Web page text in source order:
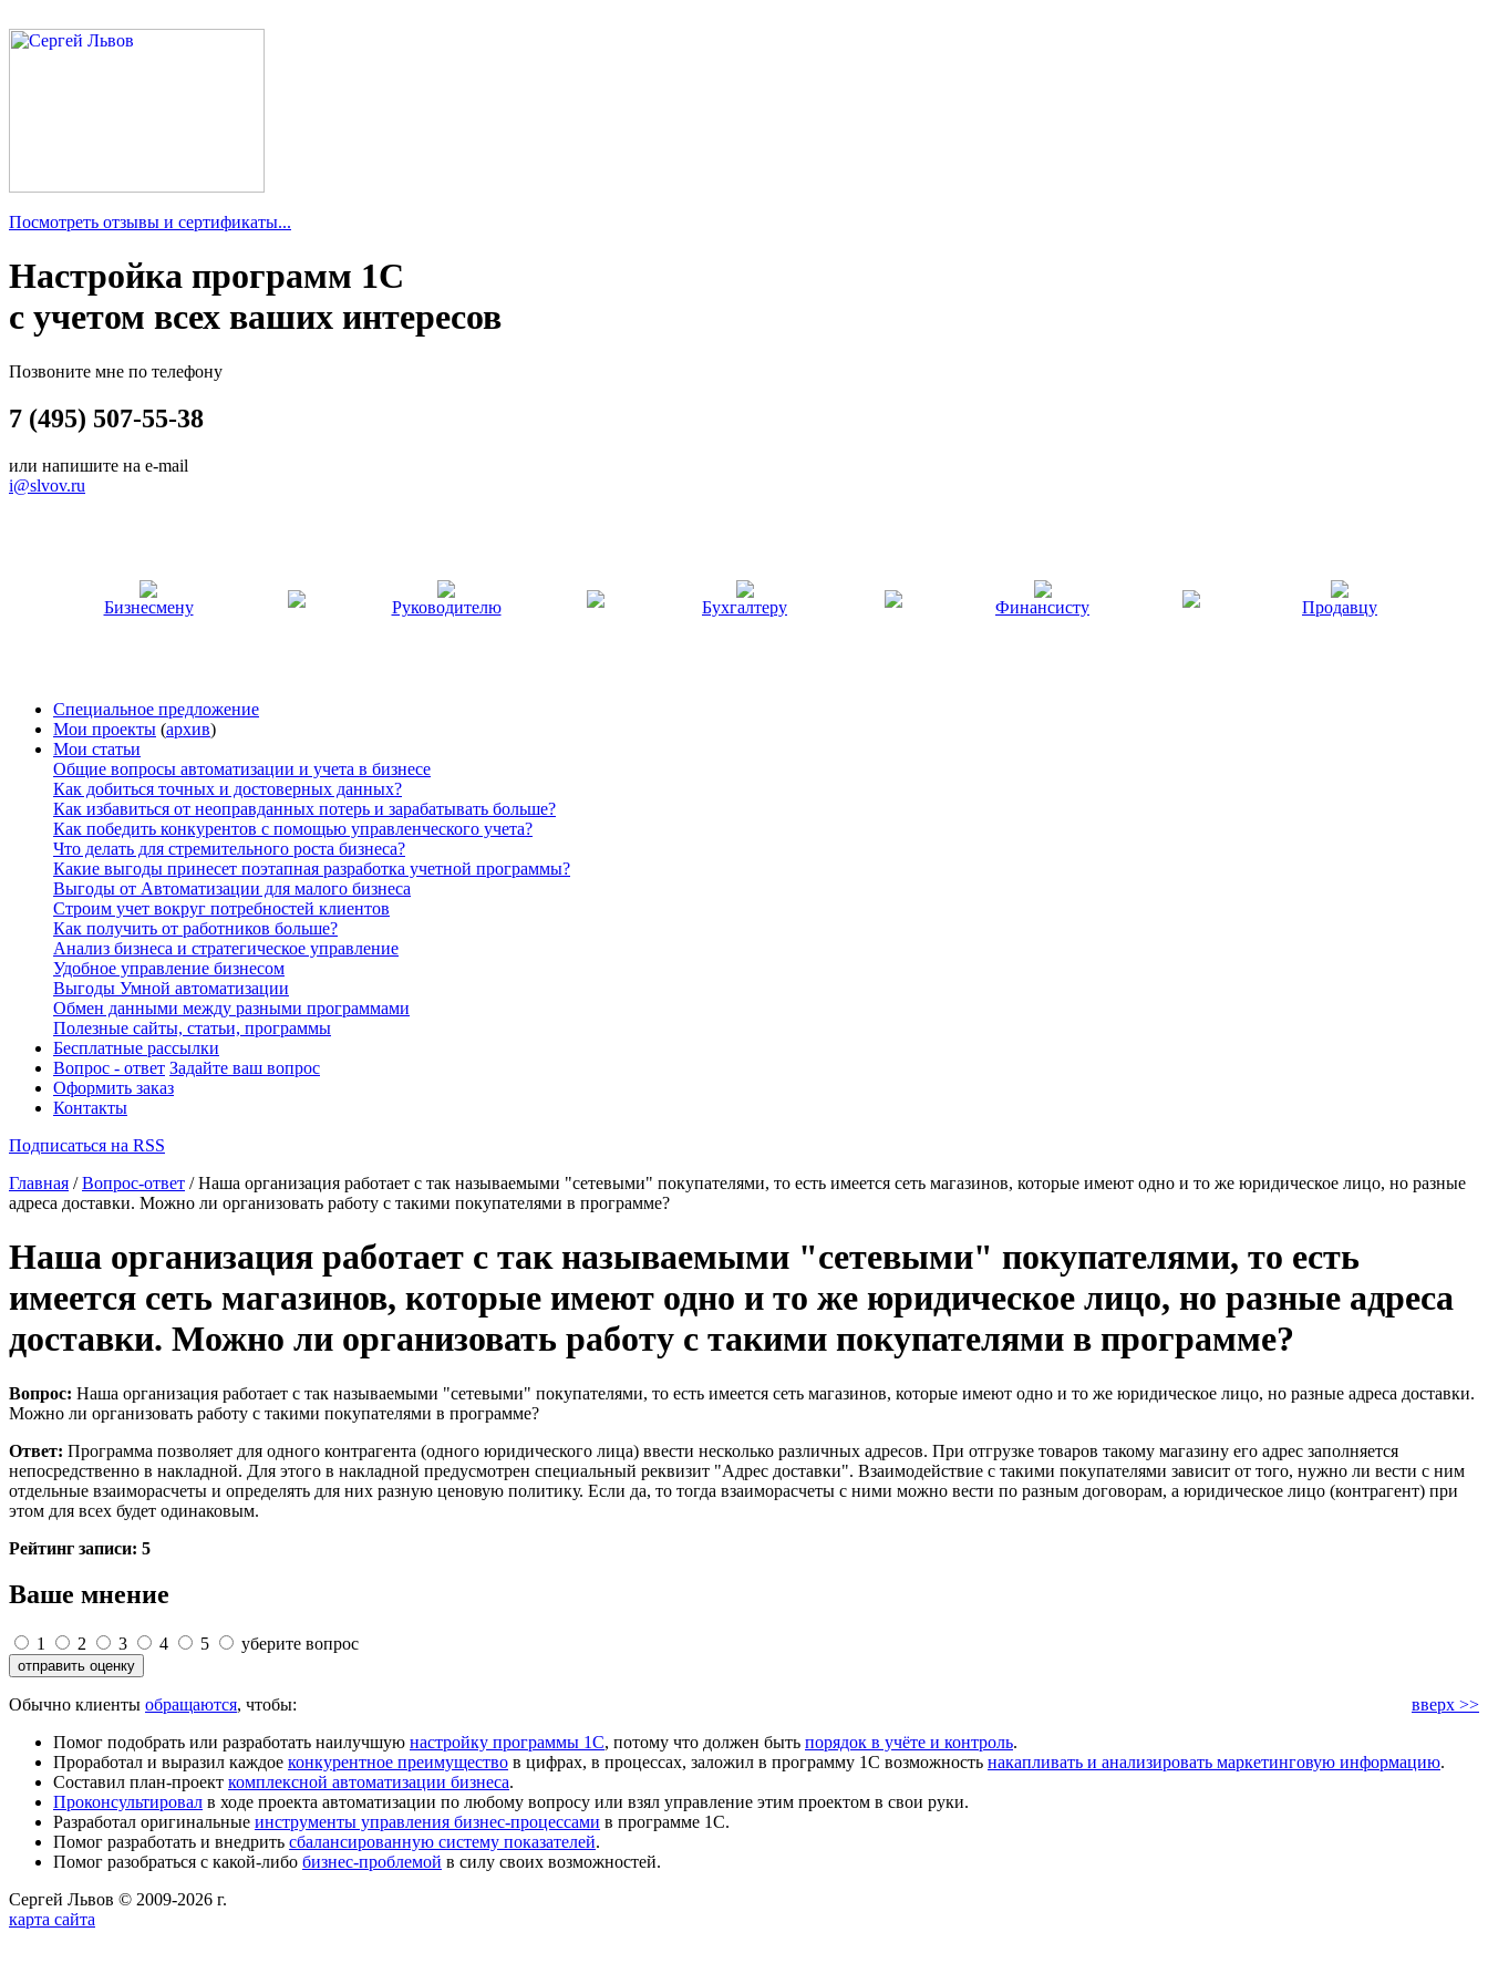
Посмотреть отзывы и сертификаты...
Настройка программ 1С
с учетом всех ваших интересов
Позвоните мне по телефону
7 (495) 507-55-38
или напишите на e-mail
i@slvov.ru
Бизнесмену Руководителю Бухгалтеру Финансисту Продавцу
Специальное предложение
Мои проекты (архив)
Мои статьи
Общие вопросы автоматизации и учета в бизнесе
Как добиться точных и достоверных данных?
Как избавиться от неоправданных потерь и зарабатывать больше?
Как победить конкурентов с помощью управленческого учета?
Что делать для стремительного роста бизнеса?
Какие выгоды принесет поэтапная разработка учетной программы?
Выгоды от Автоматизации для малого бизнеса
Строим учет вокруг потребностей клиентов
Как получить от работников больше?
Анализ бизнеса и стратегическое управление
Удобное управление бизнесом
Выгоды Умной автоматизации
Обмен данными между разными программами
Полезные сайты, статьи, программы
Бесплатные рассылки
Вопрос - ответ Задайте ваш вопрос
Оформить заказ
Контакты
Подписаться на RSS
Главная /Вопрос-ответ / Наша организация работает с так называемыми "сетевыми" покупателями, то есть имеется сеть магазинов, которые имеют одно и то же юридическое лицо, но разные
адреса доставки. Можно ли организовать работу с такими покупателями в программе?
Наша организация работает с так называемыми "сетевыми" покупателями, то есть
имеется сеть магазинов, которые имеют одно и то же юридическое лицо, но разные адреса
доставки. Можно ли организовать работу с такими покупателями в программе?
Вопрос: Наша организация работает с так называемыми "сетевыми" покупателями, то есть имеется сеть магазинов, которые имеют одно и то же юридическое лицо, но разные адреса доставки.
Можно ли организовать работу с такими покупателями в программе?
Ответ: Программа позволяет для одного контрагента (одного юридического лица) ввести несколько различных адресов. При отгрузке товаров такому магазину его адрес заполняется
непосредственно в накладной. Для этого в накладной предусмотрен специальный реквизит "Адрес доставки". Взаимодействие с такими покупателями зависит от того, нужно ли вести с ним
отдельные взаиморасчеты и определять для них разную ценовую политику. Если да, то тогда взаиморасчеты с ними можно вести по разным договорам, а юридическое лицо (контрагент) при
этом для всех будет одинаковым.
Рейтинг записи: 5
Ваше мнение
1 2 3 4 5 уберите вопрос
вверх >>
Обычно клиенты обращаются, чтобы:
Помог подобрать или разработать наилучшую настройку программы 1С, потому что должен быть порядок в учёте и контроль.
Проработал и выразил каждое конкурентное преимущество в цифрах, в процессах, заложил в программу 1С возможность накапливать и анализировать маркетинговую информацию.
Составил план-проект комплексной автоматизации бизнеса.
Проконсультировал в ходе проекта автоматизации по любому вопросу или взял управление этим проектом в свои руки.
Разработал оригинальные инструменты управления бизнес-процессами в программе 1С.
Помог разработать и внедрить сбалансированную систему показателей.
Помог разобраться с какой-либо бизнес-проблемой в силу своих возможностей.
Сергей Львов © 2009-2026 г.
карта сайта